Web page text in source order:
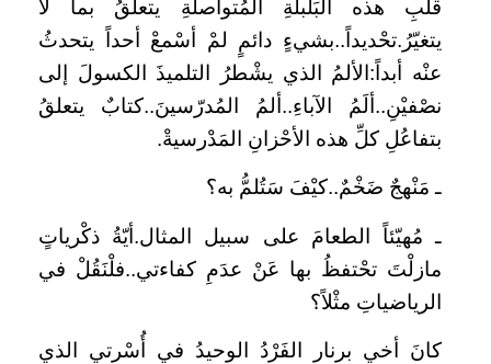
قلْبِ هذه البَلْبلةِ المُتواصلةِ يتعلَّقُ بما لا
يتغيّرُ.تحْديداً..بشيءٍ دائمٍ لمْ أسْمعْ أحداً يتحدثُ
عنْه أبداً:الألمُ الذي يشْطرُ التلميذَ الكسولَ إلى
نصْفيْنِ..ألَمُ الآباءِ..ألمُ المُدرّسينَ..كتابٌ يتعلقُ
بتفاعُلِ كلِّ هذه الأحْزانِ المَدْرسيةْ.
ـ مَنْهجٌ ضَخْمٌ..كيْفَ سَتُلمُّ به؟
ـ مُهيّئاً الطعامَ على سبيل المثال.أيّةُ ذكْرياتٍ
مازلْتَ تحْتفظُ بها عَنْ عدَمِ كفاءتي..فلْنَقُلْ في
الرياضياتِ مثْلاً؟
كانَ أخي برنار الفَرْدُ الوحيدُ في أُسْرتي الذي